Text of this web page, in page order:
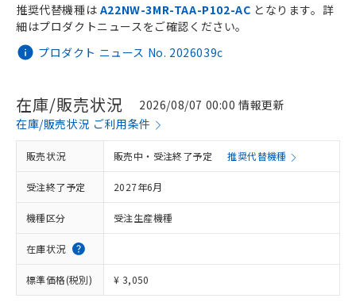
プロダクト ニュース No. 2026039c
推奨代替機種は A22NW-3MR-TAA-P102-AC となります。詳
細はプロダクトニュースをご確認ください。
在庫/販売状況
2026/08/07 00:00 情報更新
在庫/販売状況 ご利用条件
販売状況 販売中・受注終了予定 推奨代替機種
受注終了予定 2027年6月
機種区分 受注生産機種
在庫状況
標準価格(税別) ¥ 3,050